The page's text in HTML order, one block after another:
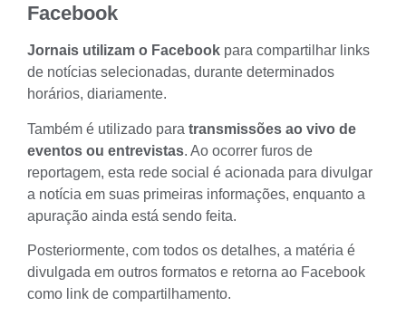
Facebook
Jornais utilizam o Facebook para compartilhar links
de notícias selecionadas, durante determinados
horários, diariamente.
Também é utilizado para transmissões ao vivo de
eventos ou entrevistas. Ao ocorrer furos de
reportagem, esta rede social é acionada para divulgar
a notícia em suas primeiras informações, enquanto a
apuração ainda está sendo feita.
Posteriormente, com todos os detalhes, a matéria é
divulgada em outros formatos e retorna ao Facebook
como link de compartilhamento.